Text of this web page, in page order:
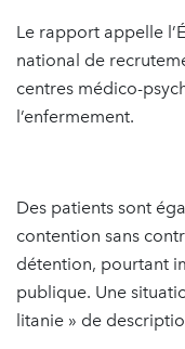
Le rapport appelle
national de
centres médico-
l’enfermement.
Des patients sont
contention sans
détention, pourtant
publique. Une
litanie » de